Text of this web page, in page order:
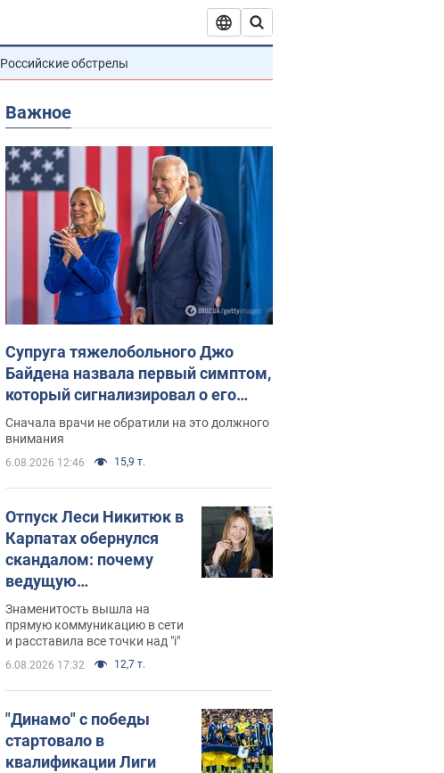
Российские обстрелы
Важное
Супруга тяжелобольного Джо
Байдена назвала первый симптом,
который сигнализировал о его
"агрессивном" раке
Сначала врачи не обратили на это должного
внимания
6.08.2026 12:46 15,9 т.
Отпуск Леси Никитюк в
Карпатах обернулся
скандалом: почему
ведущую
несправедливо
захейтили
Знаменитость вышла на
прямую коммуникацию в сети
и расставила все точки над "i"
6.08.2026 17:32 12,7 т.
"Динамо" с победы
стартовало в
квалификации Лиги